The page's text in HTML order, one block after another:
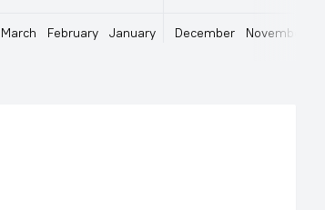
March February January December November